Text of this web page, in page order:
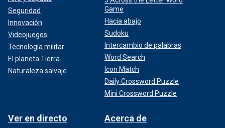
Seguridad
Innovación
Videojuegos
Tecnología militar
El planeta Tierra
Naturaleza salvaje
Game
Hacia abajo
Sudoku
Intercambio de palabras
Word Search
Icon Match
Daily Crossword Puzzle
Mini Crossword Puzzle
Ver en directo Acerca de